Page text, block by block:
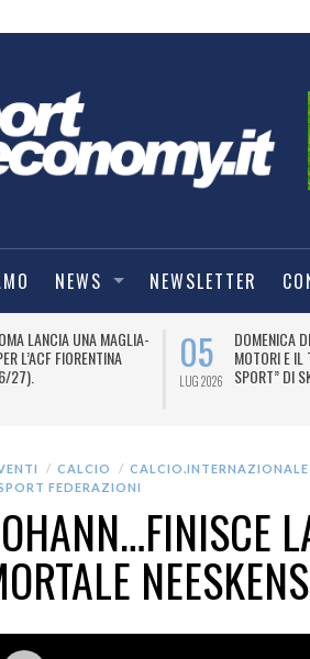
NEWS NEWSLETTER
LANCIA UNA MAGLIA-
L’ACF FIORENTINA
27).
05
LUG 2026
DOMENICA
MOTORI E IL
SPORT” DI
CALCIO CALCIO.INTERNAZIONALE
FEDERAZIONI